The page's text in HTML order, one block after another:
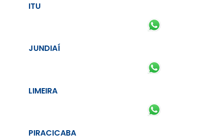
ITU
JUNDIAÍ
LIMEIRA
PIRACICABA